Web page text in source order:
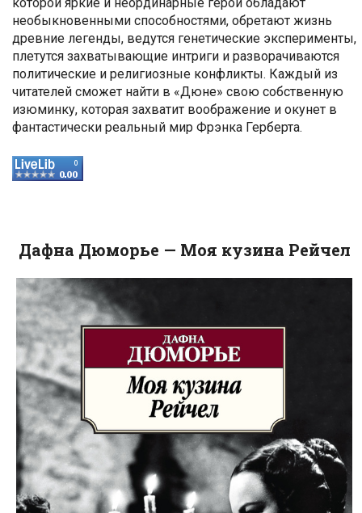
которой яркие и неординарные герои обладают
необыкновенными способностями, обретают жизнь
древние легенды, ведутся генетические эксперименты,
плетутся захватывающие интриги и разворачиваются
политические и религиозные конфликты. Каждый из
читателей сможет найти в «Дюне» свою собственную
изюминку, которая захватит воображение и окунет в
фантастически реальный мир Фрэнка Герберта.
Дафна Дюморье — Моя кузина Рейчел